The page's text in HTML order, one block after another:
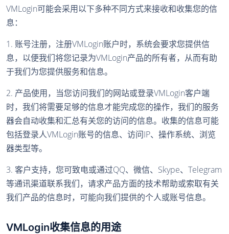
VMLogin可能会采用以下多种不同方式来接收和收集您的信
息：
1. 账号注册，注册VMLogin账户时，系统会要求您提供信
息，以便我们将您记录为VMLogin产品的所有者，从而有助
于我们为您提供服务和信息。
2. 产品使用，当您访问我们的网站或登录VMLogin客户端
时，我们将需要足够的信息才能完成您的操作，我们的服务
器会自动收集和汇总有关您的访问的信息。收集的信息可能
包括登录人VMLogin账号的信息、访问IP、操作系统、浏览
器类型等。
3. 客户支持，您可致电或通过QQ、微信、Skype、Telegram
等通讯渠道联系我们，请求产品方面的技术帮助或索取有关
我们产品的信息时，可能向我们提供的个人或账号信息。
VMLogin收集信息的用途